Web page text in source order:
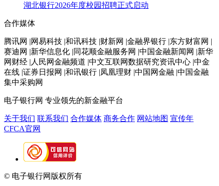
湖北银行2026年度校园招聘正式启动
合作媒体
腾讯网 |网易科技 |和讯科技 |财新网 |金融界银行 |东方财富网 |
赛迪网 |新华信息化 |同花顺金融服务网 |中国金融新闻网 |新华
网财经 |人民网金融频道 |中文互联网数据研究资讯中心 |中金
在线 |证券日报网 |和讯银行 |凤凰理财 |中国网金融 |中国金融
集中采购网
电子银行网 专业领先的新金融平台
关于我们 联系我们 合作媒体 商务合作 网站地图 宣传年
CFCA官网
© 电子银行网版权所有